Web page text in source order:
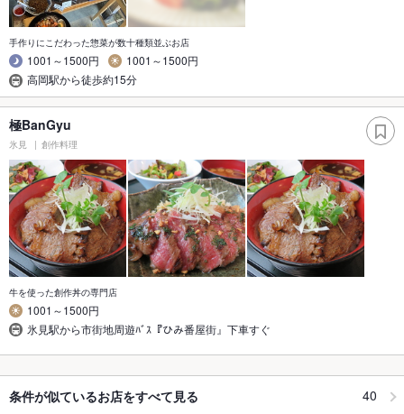
手作りにこだわった惣菜が数十種類並ぶお店
1001～1500円
1001～1500円
高岡駅から徒歩約15分
極BanGyu
氷見 創作料理
牛を使った創作丼の専門店
1001～1500円
氷見駅から市街地周遊ﾊﾞｽ『ひみ番屋街』下車すぐ
条件が似ているお店をすべて見る 40